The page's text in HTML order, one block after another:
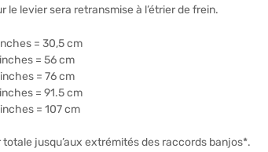
le levier sera retransmise à l’étrier de frein.
= 30,5 cm
= 56 cm
= 76 cm
= 91.5 cm
= 107 cm
totale jusqu’aux extrémités des raccords banjos*.